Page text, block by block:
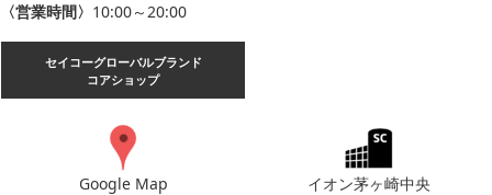
〈営業時間〉 10:00～20:00
セイコーグローバルブランド
コアショップ
Google Map イオン茅ヶ崎中央